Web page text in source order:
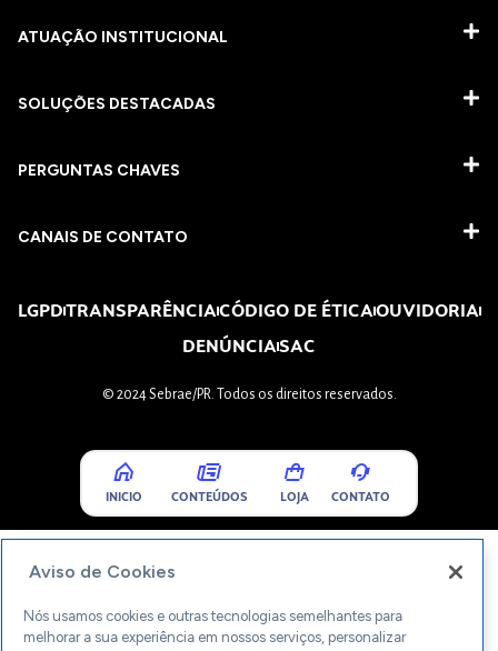
ATUAÇÃO INSTITUCIONAL
SOLUÇÕES DESTACADAS
PERGUNTAS CHAVES​
CANAIS DE CONTATO
LGPDTRANSPARÊNCIACÓDIGO DE ÉTICAOUVIDORIA
DENÚNCIASAC
© 2024 Sebrae/PR. Todos os direitos reservados.
INICIO CONTEÚDOS LOJA CONTATO
Aviso de Cookies
Nós usamos cookies e outras tecnologias semelhantes para
melhorar a sua experiência em nossos serviços, personalizar